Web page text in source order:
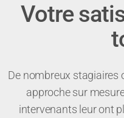
Votre
De nombreux
approche sur
intervenants leur ont